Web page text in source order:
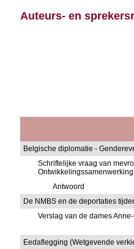
Auteurs- en
Belgische diplomatie -
Schriftelijke vraag van
Ontwikkelingssamenwerking
Antwoord
De NMBS en de deportaties
Verslag van de dames
Eedaflegging (Wetgevende